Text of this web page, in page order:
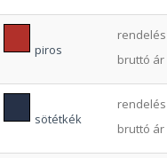
piros
bruttó ár
sötétkék
bruttó ár